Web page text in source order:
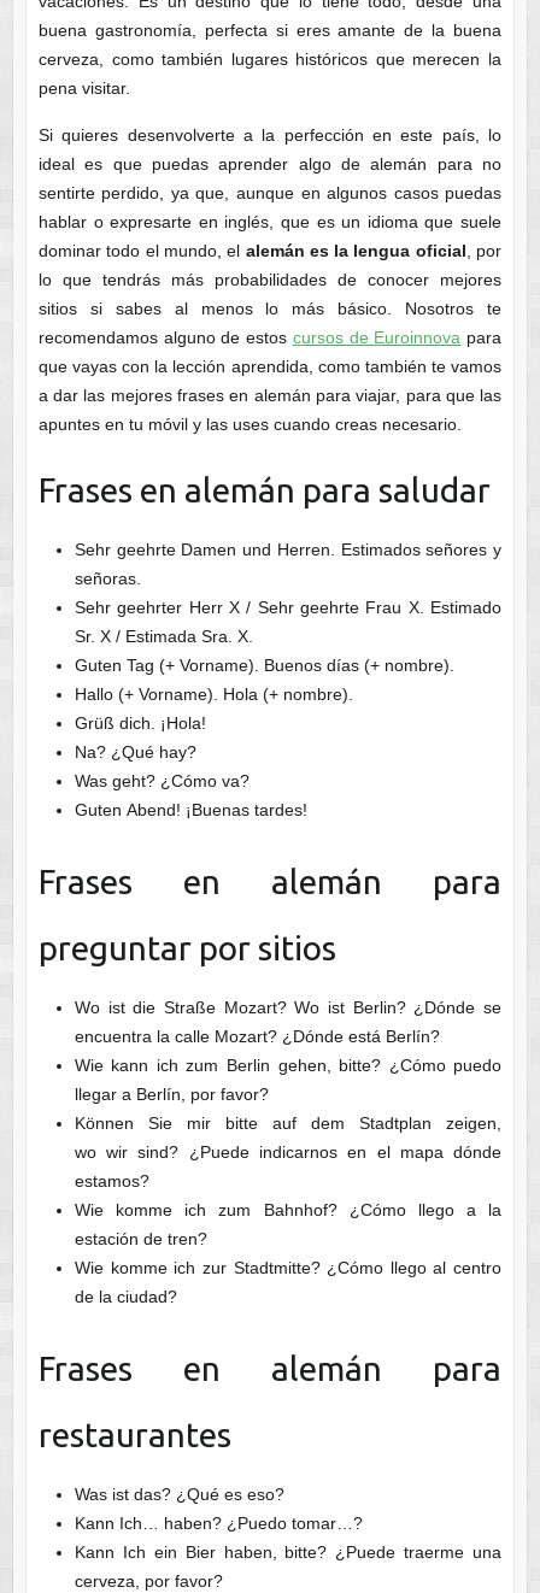
buena gastronomía, perfecta si eres amante de la buena
cerveza, como también lugares históricos que merecen la
pena visitar.
Si quieres desenvolverte a la perfección en este país, lo
ideal es que puedas aprender algo de alemán para no
sentirte perdido, ya que, aunque en algunos casos puedas
hablar o expresarte en inglés, que es un idioma que suele
dominar todo el mundo, el alemán es la lengua oficial, por
lo que tendrás más probabilidades de conocer mejores
sitios si sabes al menos lo más básico. Nosotros te
recomendamos alguno de estos cursos de Euroinnova para
que vayas con la lección aprendida, como también te vamos
a dar las mejores frases en alemán para viajar, para que las
apuntes en tu móvil y las uses cuando creas necesario.
Frases en alemán para saludar
Sehr geehrte Damen und Herren. Estimados señores y
señoras.
Sehr geehrter Herr X / Sehr geehrte Frau X. Estimado
Sr. X / Estimada Sra. X.
Guten Tag (+ Vorname). Buenos días (+ nombre).
Hallo (+ Vorname). Hola (+ nombre).
Grüß dich. ¡Hola!
Na? ¿Qué hay?
Was geht? ¿Cómo va?
Guten Abend! ¡Buenas tardes!
Frases en alemán para
preguntar por sitios
Wo ist die Straße Mozart? Wo ist Berlin? ¿Dónde se
encuentra la calle Mozart? ¿Dónde está Berlín?
Wie kann ich zum Berlin gehen, bitte? ¿Cómo puedo
llegar a Berlín, por favor?
Können Sie mir bitte auf dem Stadtplan zeigen,
wo wir sind? ¿Puede indicarnos en el mapa dónde
estamos?
Wie komme ich zum Bahnhof? ¿Cómo llego a la
estación de tren?
Wie komme ich zur Stadtmitte? ¿Cómo llego al centro
de la ciudad?
Frases en alemán para
restaurantes
Was ist das? ¿Qué es eso?
Kann Ich… haben? ¿Puedo tomar…?
Kann Ich ein Bier haben, bitte? ¿Puede traerme una
cerveza, por favor?